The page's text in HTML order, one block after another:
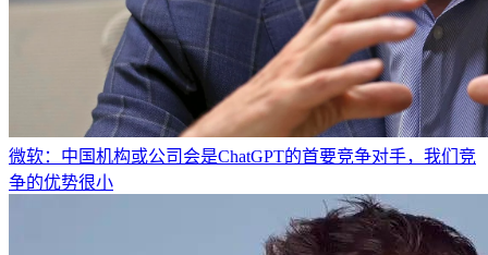
微软：中国机构或公司会是ChatGPT的首要竞争对手，我们竞
争的优势很小